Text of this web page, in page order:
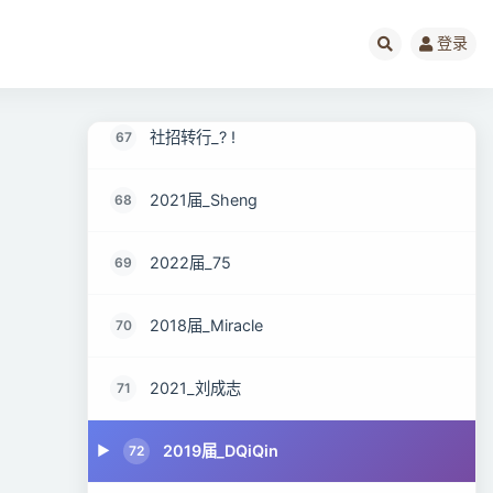
登录
67 社招转行_? !
68 2021届_Sheng
69 2022届_75
70 2018届_Miracle
71 2021_刘成志
72 2019届_DQiQin